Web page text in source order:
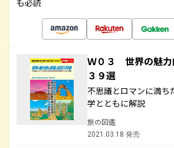
も必読
Ｗ０３ 世界の魅力
３９選
不思議とロマンに満ち
学とともに解説
旅の図鑑
2021.03.18 発売